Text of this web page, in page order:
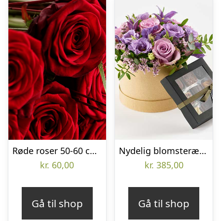
Røde roser 50-60 cm pr. stk.
kr. 60,00
Gå til shop
Nydelig blomsteræske med chokolade – Send blomster med Bloomit
kr. 385,00
Gå til shop